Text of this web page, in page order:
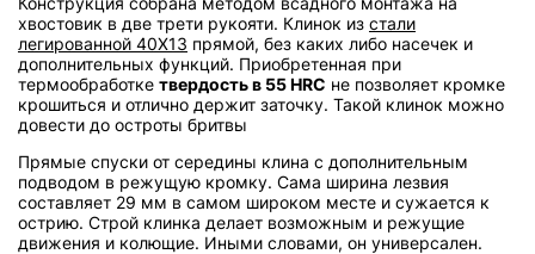
хвостовик в две трети рукояти. Клинок из стали
легированной 40Х13 прямой, без каких либо насечек и
дополнительных функций. Приобретенная при
термообработке твердость в 55 HRC не позволяет кромке
крошиться и отлично держит заточку. Такой клинок можно
довести до остроты бритвы
Прямые спуски от середины клина с дополнительным
подводом в режущую кромку. Сама ширина лезвия
составляет 29 мм в самом широком месте и сужается к
острию. Строй клинка делает возможным и режущие
движения и колющие. Иными словами, он универсален.